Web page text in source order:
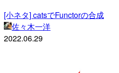
[小ネタ] catsでFunctorの合成
佐々木一洋
2022.06.29